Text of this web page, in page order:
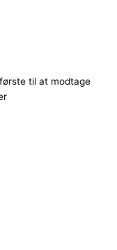
til at modtage